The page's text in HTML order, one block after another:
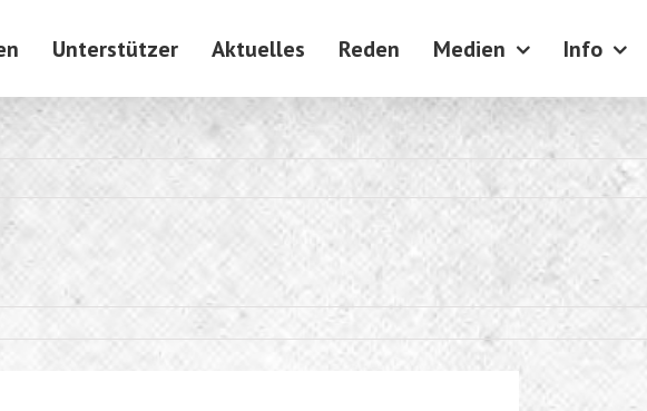
Unterstützer Aktuelles Reden Medien Info